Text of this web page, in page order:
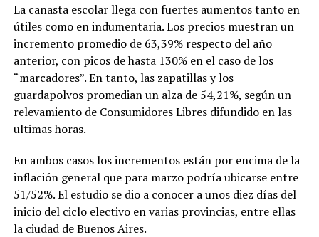
La canasta escolar llega con fuertes aumentos tanto en
útiles como en indumentaria. Los precios muestran un
incremento promedio de 63,39% respecto del año
anterior, con picos de hasta 130% en el caso de los
“marcadores”. En tanto, las zapatillas y los
guardapolvos promedian un alza de 54,21%, según un
relevamiento de Consumidores Libres difundido en las
ultimas horas.
En ambos casos los incrementos están por encima de la
inflación general que para marzo podría ubicarse entre
51/52%. El estudio se dio a conocer a unos diez días del
inicio del ciclo electivo en varias provincias, entre ellas
la ciudad de Buenos Aires.